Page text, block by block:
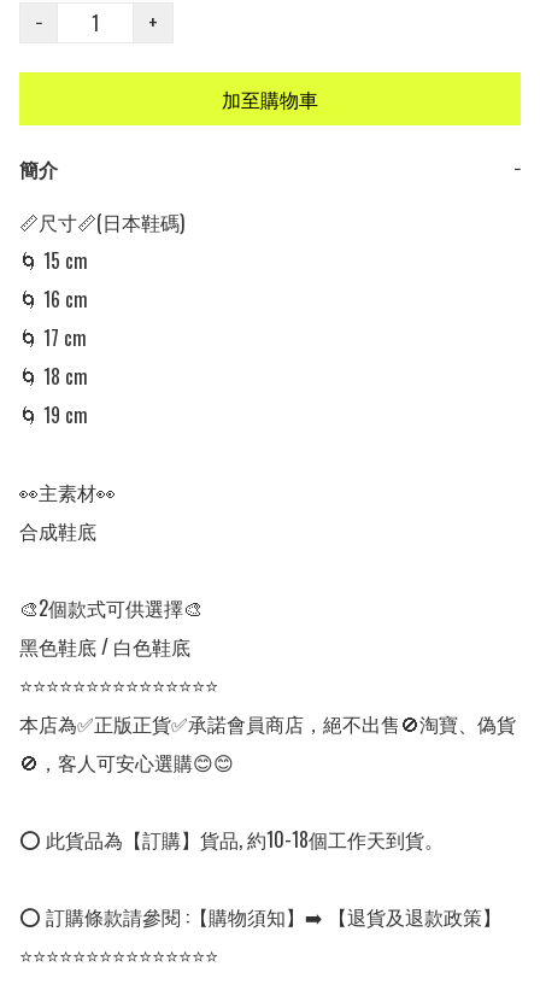
−
+
加至購物車
簡介
−
📏尺寸📏(日本鞋碼)
🌀 15 cm
🌀 16 cm
🌀 17 cm
🌀 18 cm
🌀 19 cm
👀主素材👀
合成鞋底
🎨2個款式可供選擇🎨
黑色鞋底 / 白色鞋底
⭐⭐⭐⭐⭐⭐⭐⭐⭐⭐⭐⭐⭐⭐⭐
本店為✅正版正貨✅承諾會員商店，絕不出售🚫淘寶、偽貨
🚫，客人可安心選購😊😊
⭕ 此貨品為【訂購】貨品, 約10-18個工作天到貨。
⭕ 訂購條款請參閱 :【購物須知】➡️ 【退貨及退款政策】
⭐⭐⭐⭐⭐⭐⭐⭐⭐⭐⭐⭐⭐⭐⭐